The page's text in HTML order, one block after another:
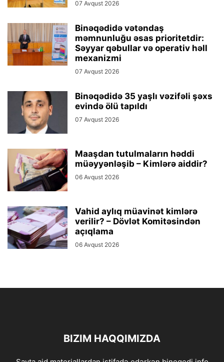
07 Avqust 2026
Binəqədidə vətəndaş
məmnunluğu əsas prioritetdir:
Səyyar qəbullar və operativ həll
mexanizmi
07 Avqust 2026
Binəqədidə 35 yaşlı vəzifəli şəxs
evində ölü tapıldı
07 Avqust 2026
Maaşdan tutulmaların həddi
müəyyənləşib – Kimlərə aiddir?
06 Avqust 2026
Vahid aylıq müavinət kimlərə
verilir? – Dövlət Komitəsindən
açıqlama
06 Avqust 2026
BIZIM HAQQIMIZDA